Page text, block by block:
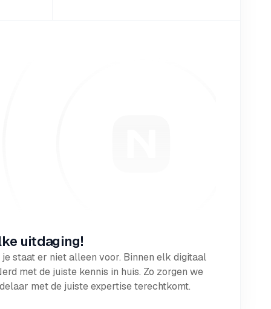
uitdaging!
staat er niet alleen voor. Binnen elk digitaal
met de juiste kennis in huis. Zo zorgen we
met de juiste expertise terechtkomt.